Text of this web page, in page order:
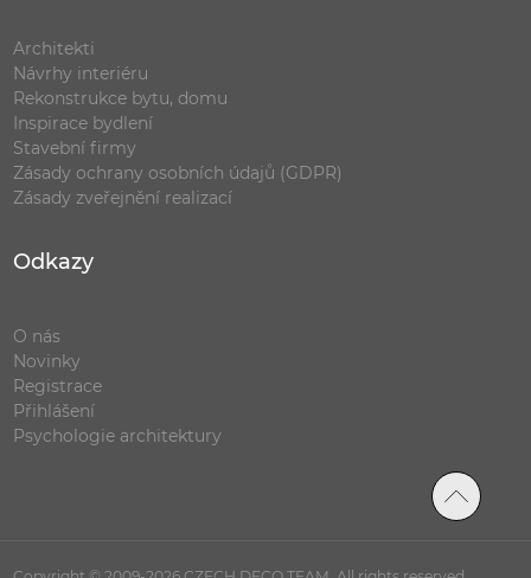
Architekti
Návrhy interiéru
Rekonstrukce bytu, domu
Inspirace bydlení
Stavební firmy
Zásady ochrany osobních údajů (GDPR)
Zásady zveřejnění realizací
Odkazy
O nás
Novinky
Registrace
Přihlášení
Psychologie architektury